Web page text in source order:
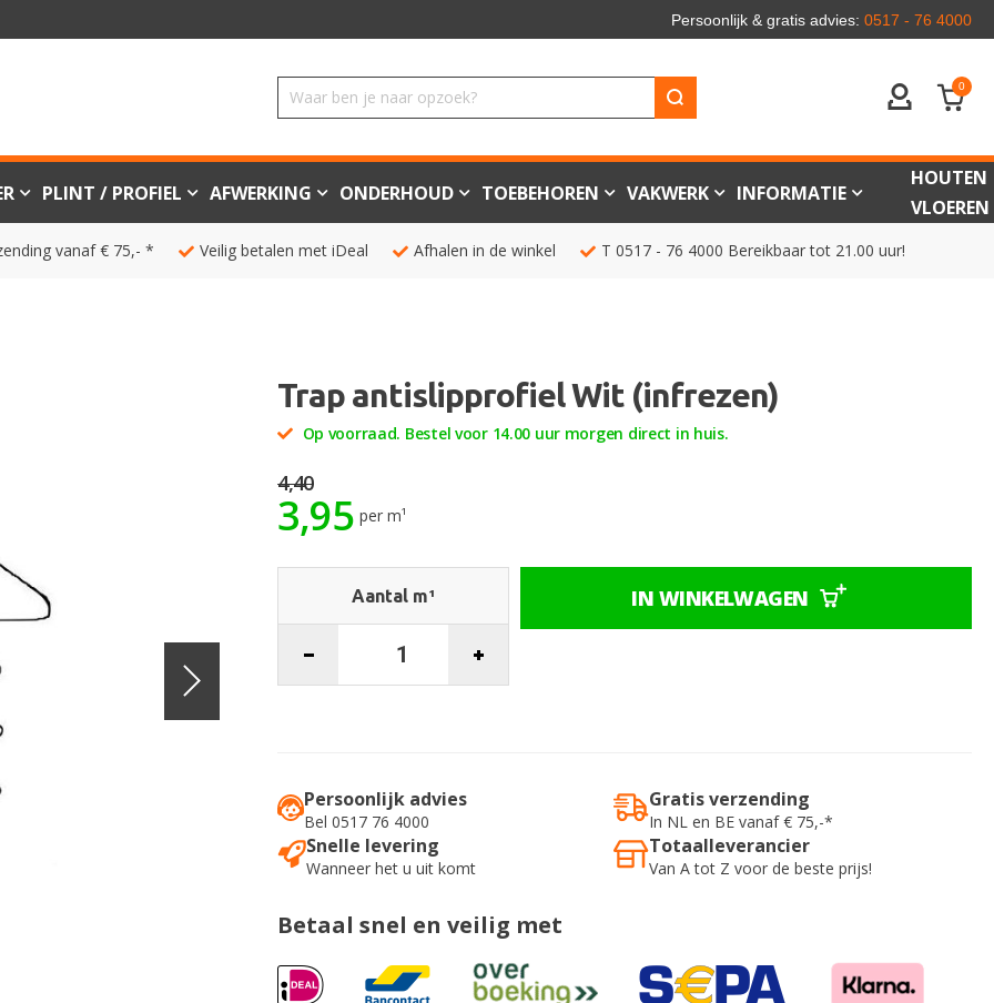
Persoonlijk & gratis advies: 0517 - 76 4000
ACCOUNT
0
PLINT / PROFIEL AFWERKING ONDERHOUD TOEBEHOREN VAKWERK INFORMATIE
HOUTEN
VLOEREN
vanaf € 75,- * Veilig betalen met iDeal Afhalen in de winkel T 0517 - 76 4000 Bereikbaar tot 21.00 uur!
Trap antislipprofiel Wit (infrezen)
Op voorraad. Bestel voor 14.00 uur morgen direct in huis.
4,40
3,95 per m¹
Aantal m¹ IN WINKELWAGEN
Persoonlijk advies
Bel 0517 76 4000
Gratis verzending
In NL en BE vanaf € 75,-*
Snelle levering
Wanneer het u uit komt
Totaalleverancier
Van A tot Z voor de beste prijs!
Betaal snel en veilig met